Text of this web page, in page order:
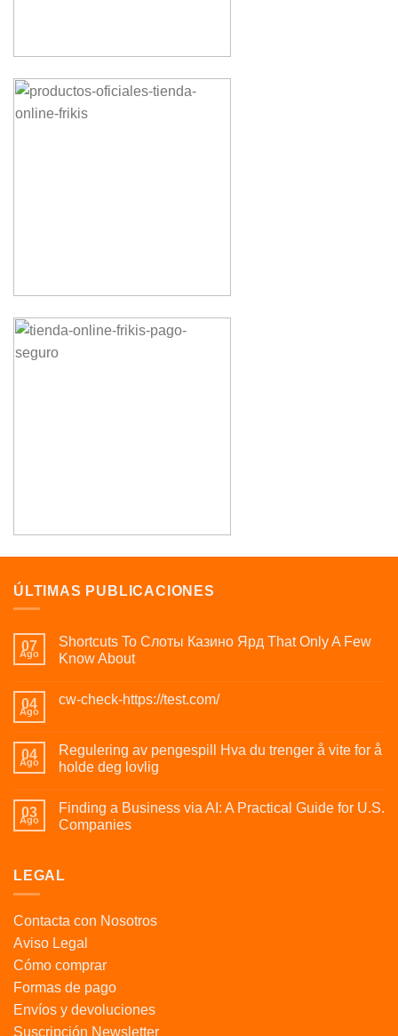
ÚLTIMAS PUBLICACIONES
07
Ago
Shortcuts To Слоты Казино Ярд That Only A Few
Know About
04
Ago
cw-check-https://test.com/
04
Ago
Regulering av pengespill Hva du trenger å vite for å
holde deg lovlig
03
Ago
Finding a Business via AI: A Practical Guide for U.S.
Companies
LEGAL
Contacta con Nosotros
Aviso Legal
Cómo comprar
Formas de pago
Envíos y devoluciones
Suscripción Newsletter